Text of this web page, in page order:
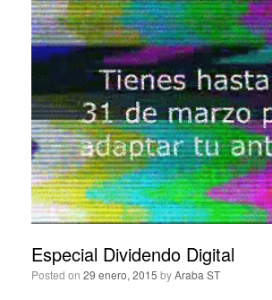
Especial Dividendo Digital
Posted on 29 enero, 2015 byAraba ST